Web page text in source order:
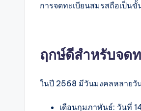
การจดทะเบียนสมรสถือเป็น
ฤกษ์ดีสำหรับจด
ในปี 2568 มีวันมงคลหลายวั
เดือนกุมภาพันธ์: วันที่